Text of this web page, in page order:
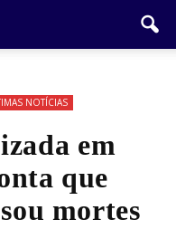
NOTÍCIAS
em
que
mortes